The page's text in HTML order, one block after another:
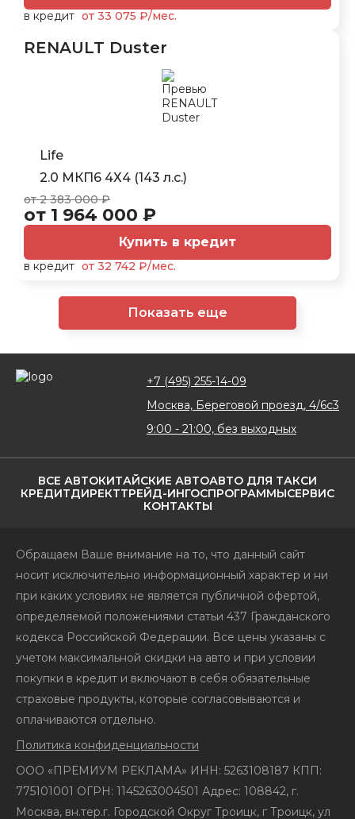
в кредит от 33 075 ₽/мес.
RENAULT Duster
Life
2.0 МКП6 4Х4 (143 л.с.)
от 2 383 000 ₽
от 1 964 000 ₽
Купить в кредит
в кредит от 32 742 ₽/мес.
Показать еще
ВСЕ АВТОКИТАЙСКИЕ АВТОАВТО ДЛЯ ТАКСИ
КРЕДИТДИРЕКТТРЕЙД-ИНГОСПРОГРАММЫСЕРВИС
КОНТАКТЫ
+7 (495) 255-14-09
Москва, Береговой проезд, 4/6с3
9:00 - 21:00, без выходных
Обращаем Ваше внимание на то, что данный сайт
носит исключительно информационный характер и ни
при каких условиях не является публичной офертой,
определяемой положениями статьи 437 Гражданского
кодекса Российской Федерации. Все цены указаны с
учетом максимальной скидки на авто и при условии
покупки в кредит и включают в себя обязательные
страховые продукты, которые согласовываются и
оплачиваются отдельно.
Политика конфиденциальности
ООО «ПРЕМИУМ РЕКЛАМА» ИНН: 5263108187 КПП:
775101001 ОГРН: 1145263004501 Адрес: 108842, г.
Москва, вн.тер.г. Городской Округ Троицк, г Троицк, ул